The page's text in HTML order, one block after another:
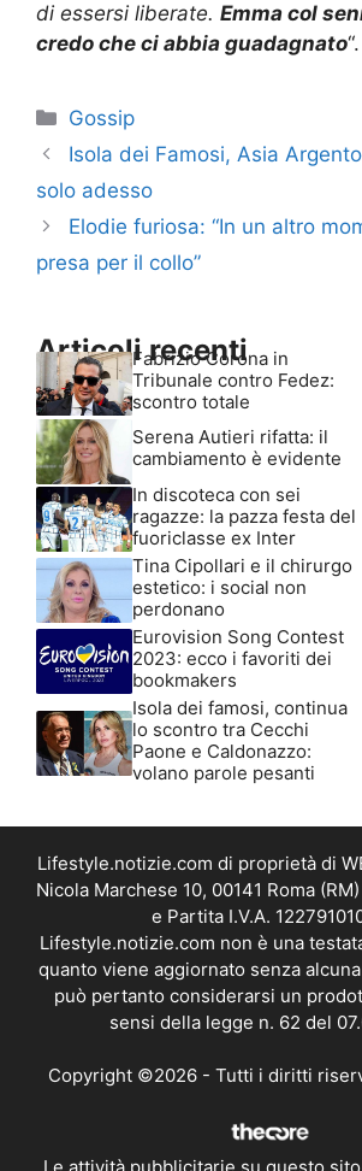
di essersi liberate. Emma col
credo che ci abbia guadagnato“.
Categorie
Gossip
Isola dei Famosi, Asia
solo adesso
Elodie furiosa: “In un altro
presa per il collo”
Articoli recenti
Fabrizio Corona in
Tribunale contro Fedez:
scontro totale
Serena Autieri rifatta: il
cambiamento è evidente
In discoteca con sei
ragazze: la pazza festa del
fuoriclasse ex Inter
Tina Cipollari e il chirurgo
estetico: i social non
perdonano
Eurovision Song Contest
2023: ecco i favoriti dei
bookmakers
Isola dei famosi, continua
lo scontro tra Cecchi
Paone e Caldonazzo:
volano parole pesanti
Lifestyle.notizie.com di proprietà di
Nicola Marchese 10, 00141 Roma
e Partita I.V.A.
Lifestyle.notizie.com non è una
quanto viene aggiornato senza
può pertanto considerarsi un
sensi della legge n. 62 del
Copyright ©2026 - Tutti i diritti